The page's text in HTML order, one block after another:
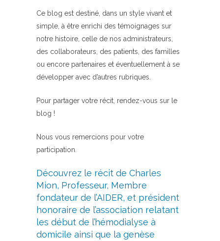
Ce blog est destiné, dans un style vivant et
simple, à être enrichi des témoignages sur
notre histoire, celle de nos administrateurs,
des collaborateurs, des patients, des familles
ou encore partenaires et éventuellement à se
développer avec d’autres rubriques.
Pour partager votre récit, rendez-vous sur le
blog !
Nous vous remercions pour votre
participation.
Découvrez le récit de Charles
Mion, Professeur, Membre
fondateur de l’AIDER, et président
honoraire de l’association relatant
les début de l’hémodialyse à
domicile ainsi que la genèse